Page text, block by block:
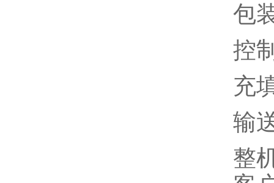
包
控
充
输
整